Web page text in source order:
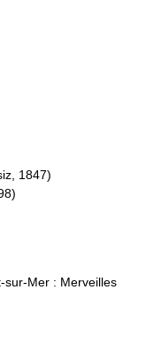
1847)
sur-Mer : Merveilles